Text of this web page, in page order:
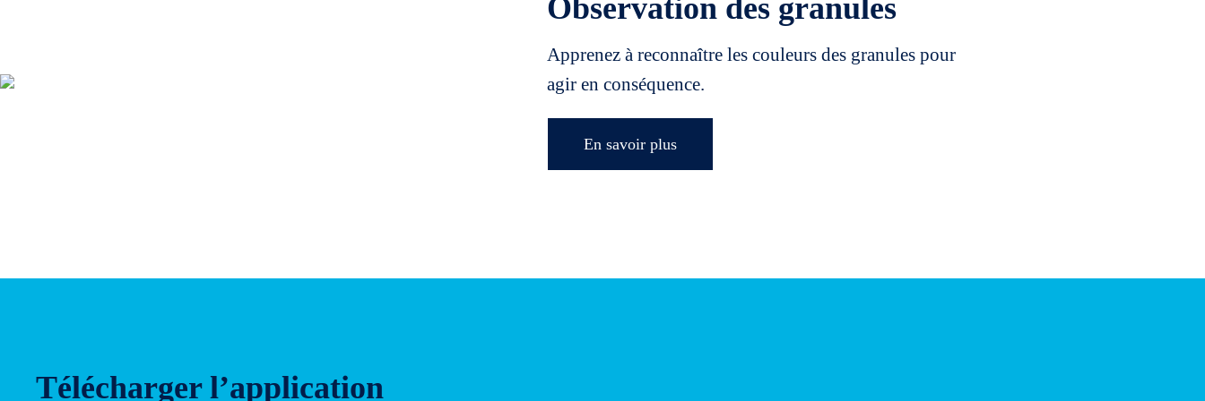
Observation des granules
Apprenez à reconnaître les couleurs des granules pour
agir en conséquence.
En savoir plus
Télécharger l’application